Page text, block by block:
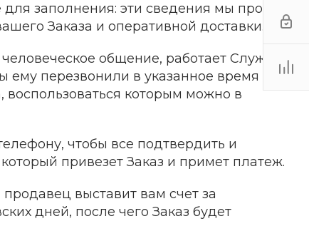
заполнения: эти сведения мы просим
Заказа и оперативной доставки.
общение, работает Служба
ему перезвонили в указанное время и
воспользоваться которым можно в
чтобы все подтвердить и
привезет Заказ и примет платеж.
выставит вам счет за
дней, после чего Заказ будет